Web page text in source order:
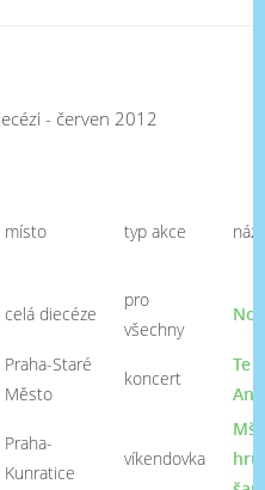
- červen 2012
místo typ akce
celá diecéze
pro
všechny
Praha-Staré
Město
koncert
Te
Praha-
Kunratice
víkendovka